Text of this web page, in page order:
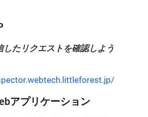
したリクエストを確認しよう
アプリケーション